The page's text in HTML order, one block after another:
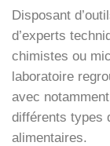
Disposant
d’experts
chimistes ou
laboratoire
avec
différents types
alimentaires.